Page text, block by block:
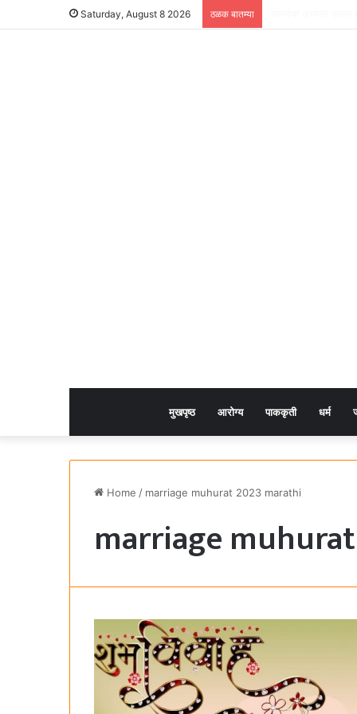
Saturday, August 8 2026 ठळक बातम्या
मुखपृष्ठ आरोग्य पाककृती धर्म
Home / marriage muhurat 2023 marathi
marriage